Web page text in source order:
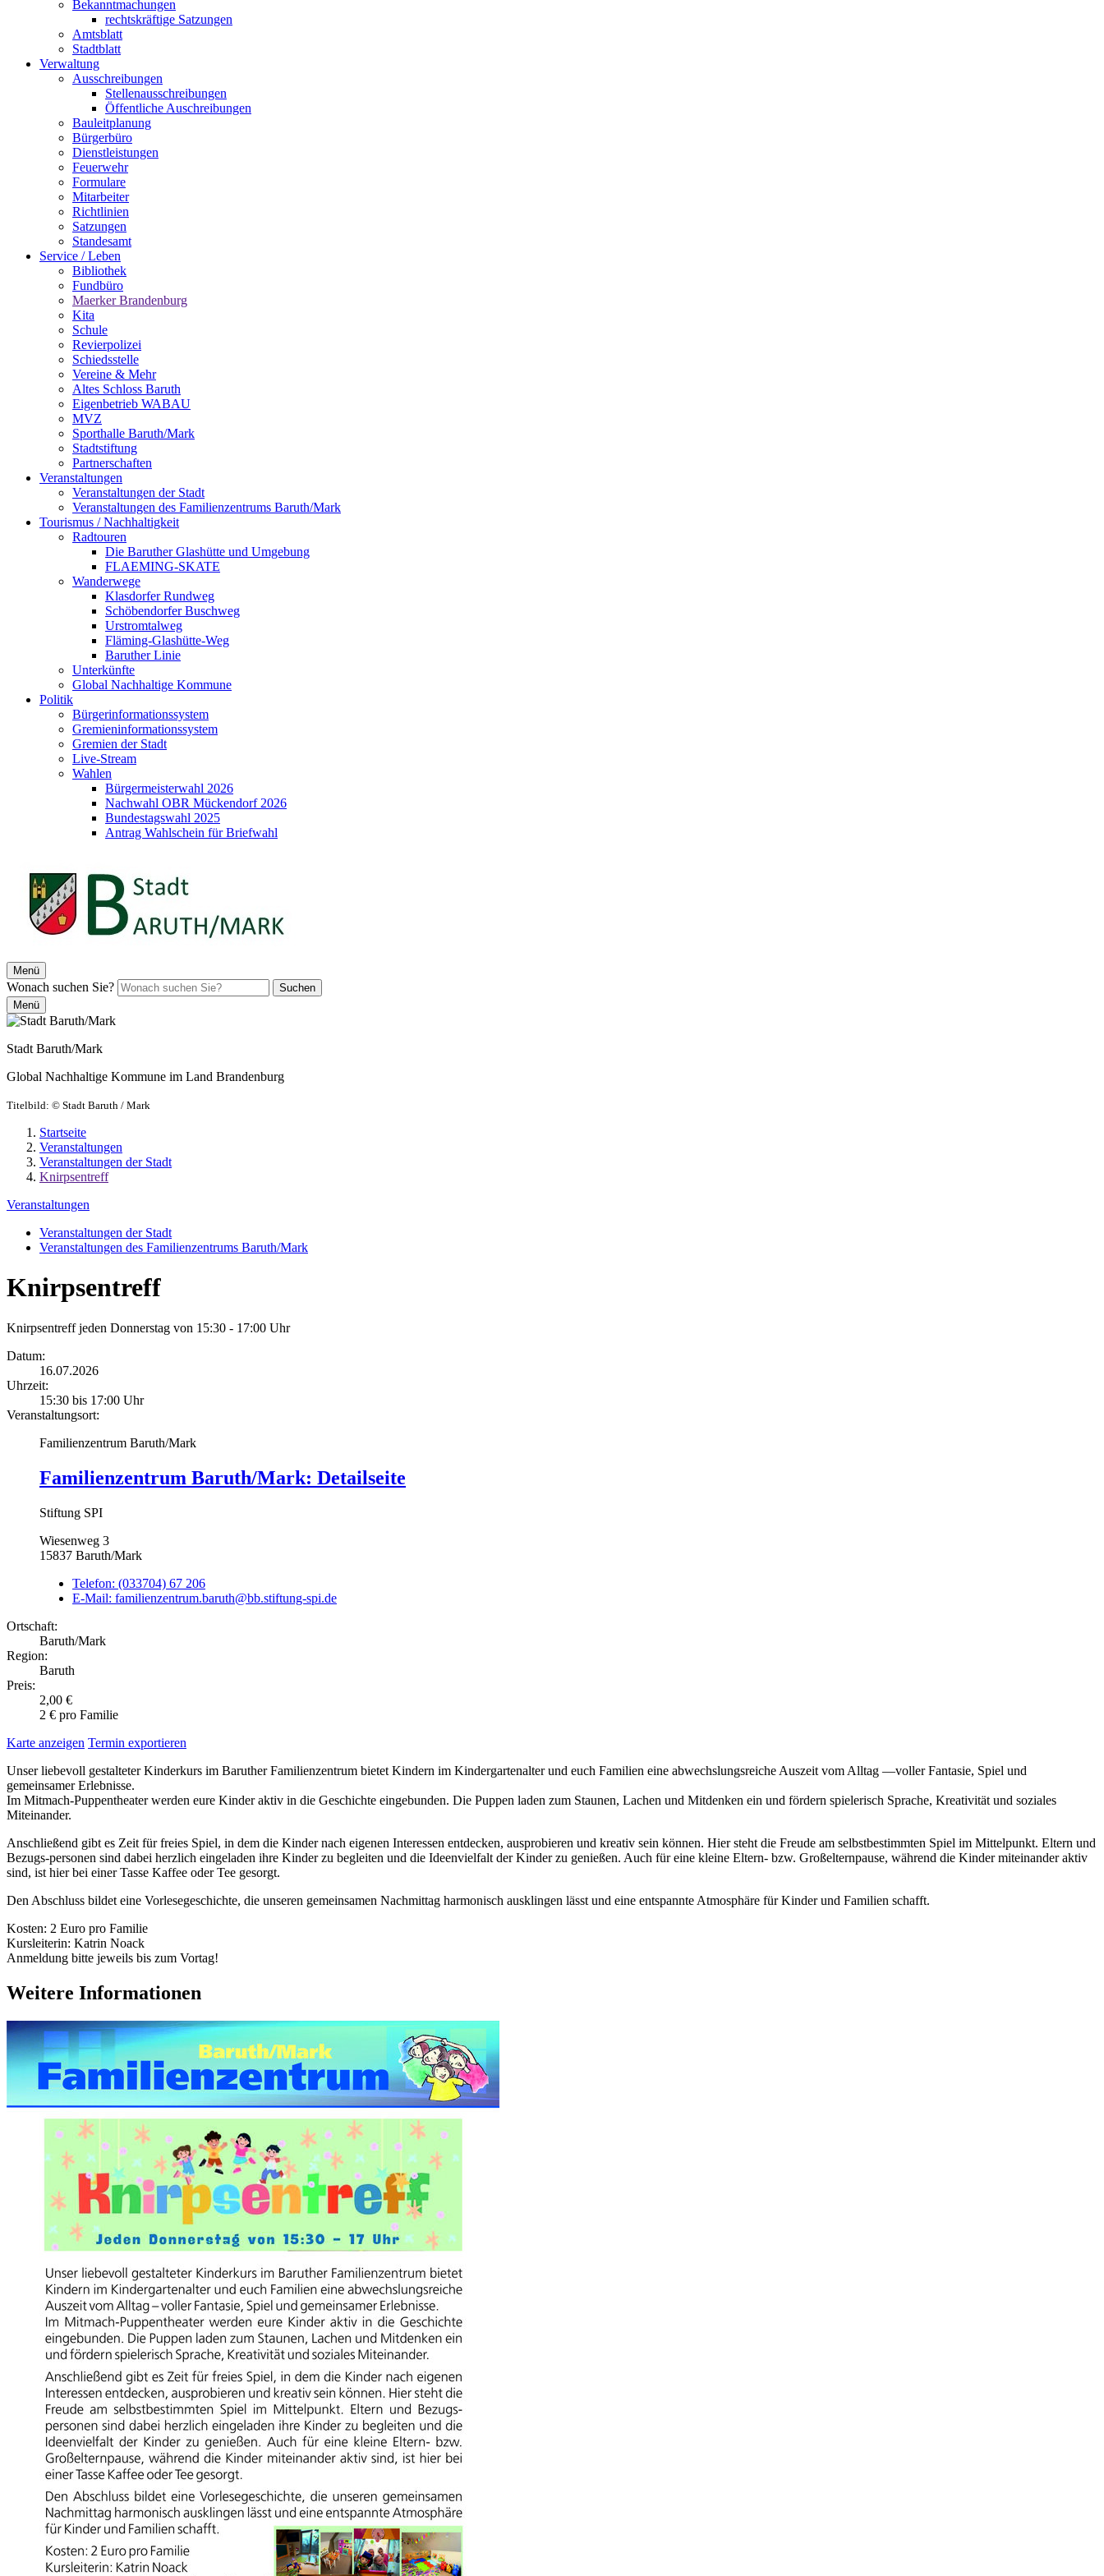
Bekanntmachungen
rechtskräftige Satzungen
Amtsblatt
Stadtblatt
Verwaltung
Ausschreibungen
Stellenausschreibungen
Öffentliche Auschreibungen
Bauleitplanung
Bürgerbüro
Dienstleistungen
Feuerwehr
Formulare
Mitarbeiter
Richtlinien
Satzungen
Standesamt
Service / Leben
Bibliothek
Fundbüro
Maerker Brandenburg
Kita
Schule
Revierpolizei
Schiedsstelle
Vereine & Mehr
Altes Schloss Baruth
Eigenbetrieb WABAU
MVZ
Sporthalle Baruth/Mark
Stadtstiftung
Partnerschaften
Veranstaltungen
Veranstaltungen der Stadt
Veranstaltungen des Familienzentrums Baruth/Mark
Tourismus / Nachhaltigkeit
Radtouren
Die Baruther Glashütte und Umgebung
FLAEMING-SKATE
Wanderwege
Klasdorfer Rundweg
Schöbendorfer Buschweg
Urstromtalweg
Fläming-Glashütte-Weg
Baruther Linie
Unterkünfte
Global Nachhaltige Kommune
Politik
Bürgerinformationssystem
Gremieninformationssystem
Gremien der Stadt
Live-Stream
Wahlen
Bürgermeisterwahl 2026
Nachwahl OBR Mückendorf 2026
Bundestagswahl 2025
Antrag Wahlschein für Briefwahl
Menü
Wonach suchen Sie?
Suchen
Menü
Stadt Baruth/Mark
Global Nachhaltige Kommune im Land Brandenburg
Titelbild: © Stadt Baruth / Mark
Startseite
Veranstaltungen
Veranstaltungen der Stadt
Knirpsentreff
Veranstaltungen
Veranstaltungen der Stadt
Veranstaltungen des Familienzentrums Baruth/Mark
Knirpsentreff
Knirpsentreff jeden Donnerstag von 15:30 - 17:00 Uhr
Datum:
16.07.2026
Uhrzeit:
15:30 bis 17:00 Uhr
Veranstaltungsort:
Familienzentrum Baruth/Mark
Familienzentrum Baruth/Mark: Detailseite
Stiftung SPI
Wiesenweg 3
15837 Baruth/Mark
Telefon: (033704) 67 206
E-Mail: familienzentrum.baruth@bb.stiftung-spi.de
Ortschaft:
Baruth/Mark
Region:
Baruth
Preis:
2,00 €
2 € pro Familie
Karte anzeigen Termin exportieren
Unser liebevoll gestalteter Kinderkurs im Baruther Familienzentrum bietet Kindern im Kindergartenalter und euch Familien eine abwechslungsreiche Auszeit vom Alltag —voller Fantasie, Spiel und
gemeinsamer Erlebnisse.
Im Mitmach-Puppentheater werden eure Kinder aktiv in die Geschichte eingebunden. Die Puppen laden zum Staunen, Lachen und Mitdenken ein und fördern spielerisch Sprache, Kreativität und soziales
Miteinander.
Anschließend gibt es Zeit für freies Spiel, in dem die Kinder nach eigenen Interessen entdecken, ausprobieren und kreativ sein können. Hier steht die Freude am selbstbestimmten Spiel im Mittelpunkt. Eltern und
Bezugs-personen sind dabei herzlich eingeladen ihre Kinder zu begleiten und die Ideenvielfalt der Kinder zu genießen. Auch für eine kleine Eltern- bzw. Großelternpause, während die Kinder miteinander aktiv
sind, ist hier bei einer Tasse Kaffee oder Tee gesorgt.
Den Abschluss bildet eine Vorlesegeschichte, die unseren gemeinsamen Nachmittag harmonisch ausklingen lässt und eine entspannte Atmosphäre für Kinder und Familien schafft.
Kosten: 2 Euro pro Familie
Kursleiterin: Katrin Noack
Anmeldung bitte jeweils bis zum Vortag!
Weitere Informationen